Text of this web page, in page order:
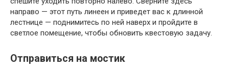
направо — этот путь линеен и приведет вас к длинной
лестнице — поднимитесь по ней наверх и пройдите в
светлое помещение, чтобы обновить квестовую задачу.
Отправиться на мостик